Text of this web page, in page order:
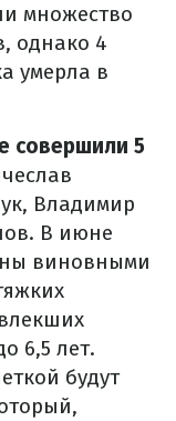
множество
однако 4
умерла в
совершили 5
Владимир
В июне
виновными
6,5 лет.
будут